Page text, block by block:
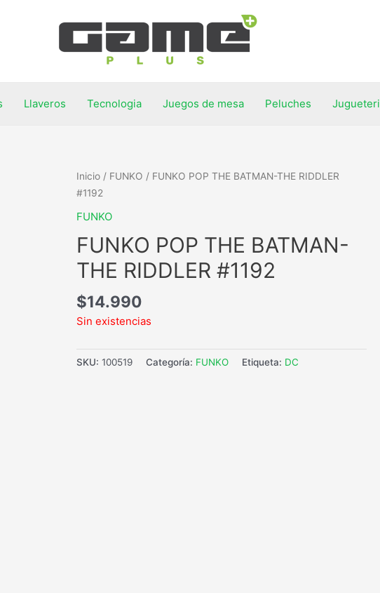
Llaveros Tecnologia Juegos de mesa Peluches
Inicio / FUNKO / FUNKO POP THE BATMAN-THE RIDDLER
#1192
FUNKO
FUNKO POP THE BATMAN-
THE RIDDLER #1192
$14.990
Sin existencias
SKU:100519 Categoría: FUNKO Etiqueta: DC